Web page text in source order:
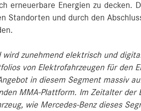
erneuerbare Energien zu decken.
Standorten und durch den
zunehmend elektrisch und
von Elektrofahrzeugen für den
in diesem Segment massiv
MMA‑Plattform. Im Zeitalter
wie Mercedes‑Benz dieses